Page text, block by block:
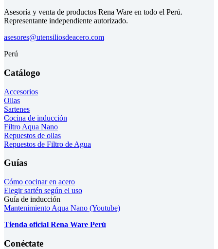
Asesoría y venta de productos Rena Ware en todo el Perú.
Representante independiente autorizado.
asesores@utensiliosdeacero.com
Perú
Catálogo
Accesorios
Ollas
Sartenes
Cocina de inducción
Filtro Aqua Nano
Repuestos de ollas
Repuestos de Filtro de Agua
Guías
Cómo cocinar en acero
Elegir sartén según el uso
Guía de inducción
Mantenimiento Aqua Nano (Youtube)
Tienda oficial Rena Ware Perú
Conéctate